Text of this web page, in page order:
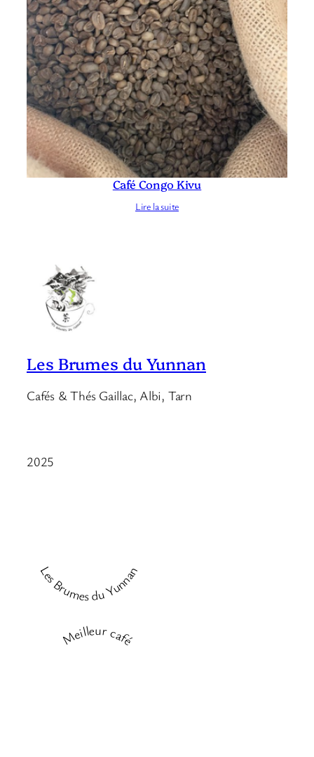
Café Congo Kivu
Lire la suite
Les Brumes du Yunnan
Cafés & Thés Gaillac, Albi, Tarn
2025
Les Brumes du Yunnan
Meilleur café